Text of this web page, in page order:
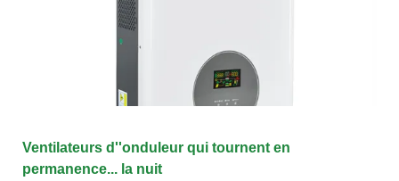
Ventilateurs d''onduleur qui tournent en
permanence... la nuit